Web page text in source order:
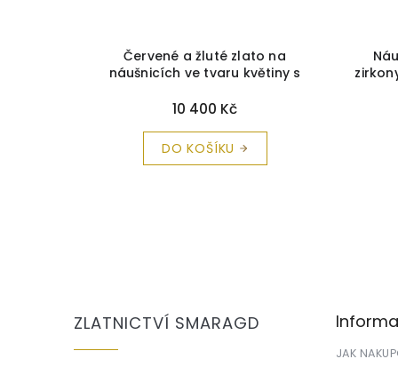
Červené a žluté zlato na
náušnicích ve tvaru květiny s
čistící utěrka zdarma
10 400 Kč
DO KOŠÍKU
ZLATNICTVÍ SMARAGD
JAK